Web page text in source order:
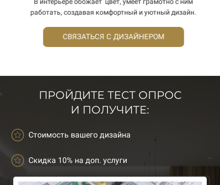
В интерьере обожает цвет, умеет грамотно с ним
работать, создавая комфортный и уютный дизайн.
СВЯЗАТЬСЯ С ДИЗАЙНЕРОМ
ПРОЙДИТЕ ТЕСТ ОПРОС
И ПОЛУЧИТЕ:
Стоимость вашего дизайна
Скидка 10% на доп. услуги